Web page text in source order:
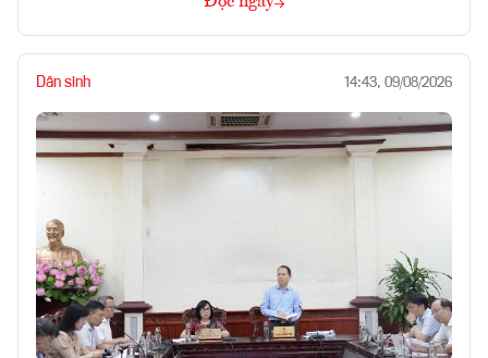
Dân sinh 14:43, 09/08/2026